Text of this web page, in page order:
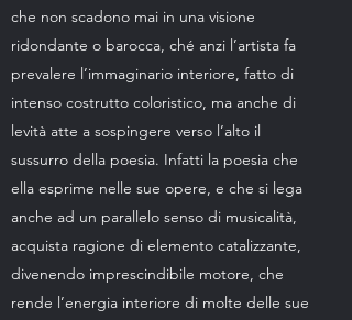
che non scadono mai in una visione
ridondante o barocca, ché anzi l’artista fa
prevalere l’immaginario interiore, fatto di
intenso costrutto coloristico, ma anche di
levità atte a sospingere verso l’alto il
sussurro della poesia. Infatti la poesia che
ella esprime nelle sue opere, e che si lega
anche ad un parallelo senso di musicalità,
acquista ragione di elemento catalizzante,
divenendo imprescindibile motore, che
rende l’energia interiore di molte delle sue